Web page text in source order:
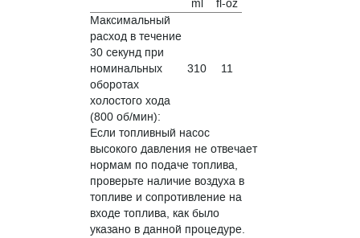
ml
fl-oz
Максимальный
расход в течение
30 секунд при
номинальных
оборотах
холостого хода
(800 об/мин):
310 11
Если топливный насос
высокого давления не отвечает
нормам по подаче топлива,
проверьте наличие воздуха в
топливе и сопротивление на
входе топлива, как было
указано в данной процедуре.